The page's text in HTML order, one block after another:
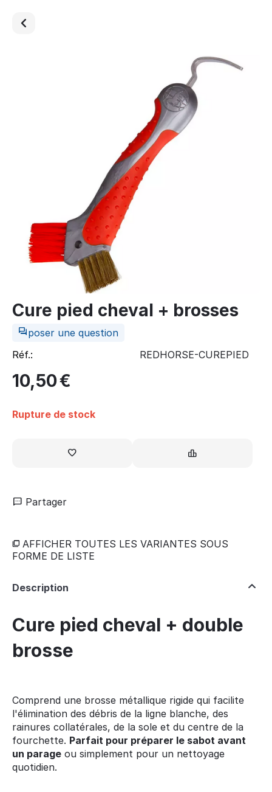
Cure pied cheval + brosses
poser une question
Réf.:
REDHORSE-CUREPIED
10,50€
Rupture de stock
Partager
AFFICHER TOUTES LES VARIANTES SOUS
FORME DE LISTE
Description
Cure pied cheval + double
brosse
Comprend une brosse métallique rigide qui facilite
l'élimination des débris de la ligne blanche, des
rainures collatérales, de la sole et du centre de la
fourchette. Parfait pour préparer le sabot avant
un parage ou simplement pour un nettoyage
quotidien.